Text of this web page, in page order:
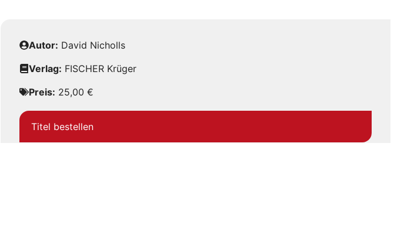
Autor: David Nicholls
Verlag: FISCHER Krüger
Preis: 25,00 €
Titel bestellen